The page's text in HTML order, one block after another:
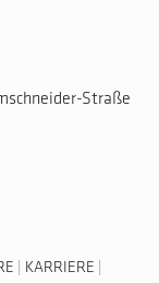
Straße
KARRIERE